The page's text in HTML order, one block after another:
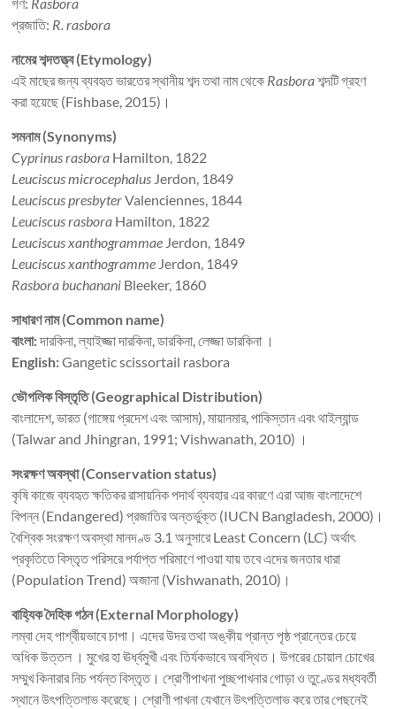
প্রজাতি: R. rasbora
নামের শব্দতত্ত্ব (Etymology)
এই মাছের জন্য ব্যবহৃত ভারতের স্থানীয় শব্দ তথা নাম থেকে Rasboraশব্দটি গ্রহণ
করা হয়েছে (Fishbase, 2015)।
সমনাম (Synonyms)
Cyprinus rasbora Hamilton, 1822
Leuciscus microcephalus Jerdon, 1849
Leuciscus presbyterValenciennes, 1844
Leuciscus rasbora Hamilton, 1822
Leuciscus xanthogrammae Jerdon, 1849
Leuciscus xanthogramme Jerdon, 1849
Rasbora buchanani Bleeker, 1860
সাধারণ নাম (Common name)
বাংলা:দারকিনা, ল্যাইজ্জা দারকিনা, ডারকিনা, লেজ্জা ডারকিনা ।
English:Gangetic scissortail rasbora
ভৌগলিক বিস্তৃতি (Geographical Distribution)
বাংলাদেশ, ভারত (গাঙ্গেয় প্রদেশ এবং আসাম), মায়ানমার, পাকিস্তান এবং থাইল্যান্ড
(Talwar and Jhingran, 1991; Vishwanath, 2010) ।
সংরক্ষণ অবস্থা (Conservation status)
কৃষি কাজে ব্যবহৃত ক্ষতিকর রাসায়নিক পদার্থ ব্যবহার এর কারণে এরা আজ বাংলাদেশে
বিপন্ন (Endangered) প্রজাতির অন্তর্ভুক্ত (IUCN Bangladesh, 2000)।
বৈশ্বিক সংরক্ষণ অবস্থা মানদণ্ড 3.1 অনুসারে Least Concern (LC) অর্থাৎ
প্রকৃতিতে বিস্তৃত পরিসরে পর্যাপ্ত পরিমাণে পাওয়া যায় তবে এদের জনতার ধারা
(Population Trend) অজানা (Vishwanath, 2010)।
বাহ্যিক দৈহিক গঠন (External Morphology)
লম্বা দেহ পার্শ্বীয়ভাবে চাপা। এদের উদর তথা অঙ্কীয় প্রান্ত পৃষ্ঠ প্রান্তের চেয়ে
অধিক উত্তল । মুখের হা ঊর্ধ্বমুখী এবং তির্যকভাবে অবস্থিত। উপরের চোয়াল চোখের
সম্মুখ কিনারার নিচ পর্যন্ত বিস্তৃত। শ্রোণীপাখনা পুচ্ছপাখনার গোড়া ও তুণ্ডের মধ্যবর্তী
স্থানে উৎপত্তিলাভ করেছে। শ্রোণী পাখনা যেখানে উৎপত্তিলাভ করে তার পেছনেই